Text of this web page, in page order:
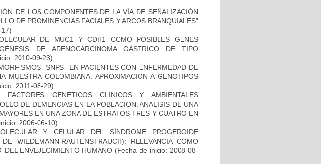
DE LOS COMPONENTES DE LA VÍA DE SEÑALIZACIÓN
DE PROMINENCIAS FACIALES Y ARCOS BRANQUIALES”
DE MUC1 Y CDH1 COMO POSIBLES GENES
DE ADENOCARCINOMA GÁSTRICO DE TIPO
2010-09-23)
-SNPS- EN PACIENTES CON ENFERMEDAD DE
MUESTRA COLOMBIANA. APROXIMACIÓN A GENOTIPOS
2011-08-29)
GENETICOS CLINICOS Y AMBIENTALES
DE DEMENCIAS EN LA POBLACION. ANALISIS DE UNA
EN UNA ZONA DE ESTRATOS TRES Y CUATRO EN
2006-06-10)
Y CELULAR DEL SÍNDROME PROGEROIDE
WIEDEMANN-RAUTENSTRAUCH): RELEVANCIA COMO
DEL ENVEJECIMIENTO HUMANO (Fecha de inicio: 2008-08-